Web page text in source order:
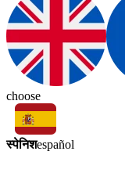
choose
स्पेनिशespañol